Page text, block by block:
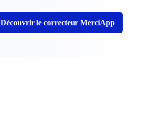
Découvrir le correcteur MerciApp